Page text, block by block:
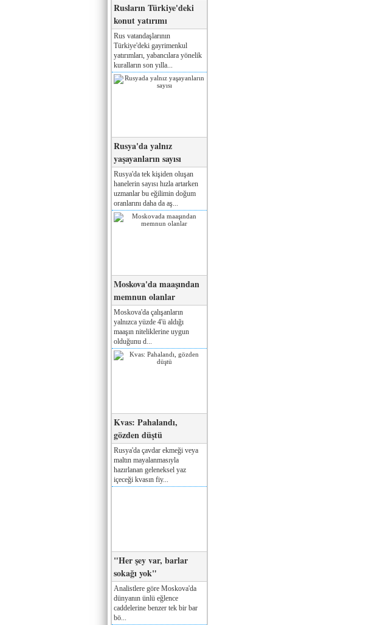
Rusların Türkiye'deki
konut yatırımı
Rus vatandaşlarının
Türkiye'deki gayrimenkul
yatırımları, yabancılara yönelik
kuralların son yılla...
Rusya'da yalnız
yaşayanların sayısı
Rusya'da tek kişiden oluşan
hanelerin sayısı hızla artarken
uzmanlar bu eğilimin doğum
oranlarını daha da aş...
Moskova'da maaşından
memnun olanlar
Moskova'da çalışanların
yalnızca yüzde 4'ü aldığı
maaşın niteliklerine uygun
olduğunu d...
Kvas: Pahalandı,
gözden düştü
Rusya'da çavdar ekmeği veya
maltın mayalanmasıyla
hazırlanan geleneksel yaz
içeceği kvasın fiy...
"Her şey var, barlar
sokağı yok"
Analistlere göre Moskova'da
dünyanın ünlü eğlence
caddelerine benzer tek bir bar
bö...